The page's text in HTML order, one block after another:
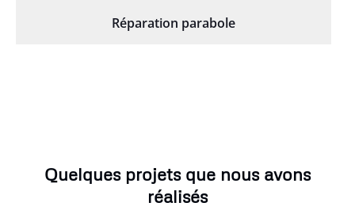
Réparation parabole
Quelques projets que nous avons
réalisés